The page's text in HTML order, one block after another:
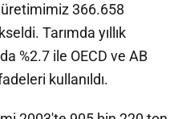
üretimimiz 366.658
Tarımda yıllık
%2.7 ile OECD ve AB
kullanıldı.